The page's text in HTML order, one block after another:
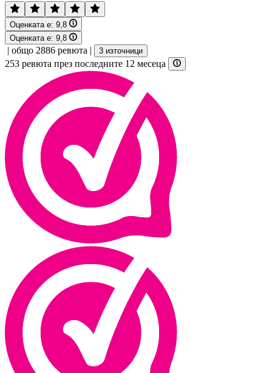
Оценката е: 9,8
Оценката е: 9,8
| общо 2886 ревюта | 3 източници
253 ревюта през последните 12 месеца